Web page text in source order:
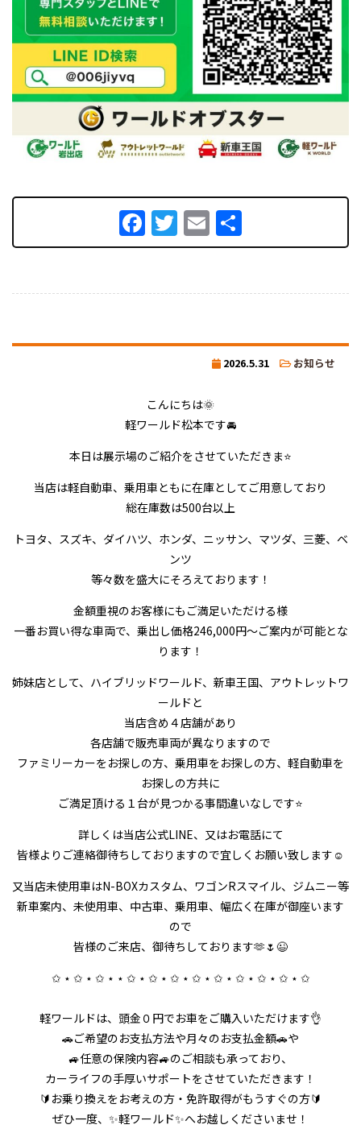
Facebook
Twitter
Email
有
2026.5.31 お知らせ
こんにちは🌞
軽ワールド松本です🚘
本日は展示場のご紹介をさせていただきま⭐
当店は軽自動車、乗用車ともに在庫としてご用意しており
総在庫数は500台以上
トヨタ、スズキ、ダイハツ、ホンダ、ニッサン、マツダ、三菱、ベ
ンツ
等々数を盛大にそろえております！
金額重視のお客様にもご満足いただける様
一番お買い得な車両で、乗出し価格246,000円～ご案内が可能とな
ります！
姉妹店として、ハイブリッドワールド、新車王国、アウトレットワ
ールドと
当店含め４店舗があり
各店舗で販売車両が異なりますので
ファミリーカーをお探しの方、乗用車をお探しの方、軽自動車を
お探しの方共に
ご満足頂ける１台が見つかる事間違いなしです⭐
詳しくは当店公式LINE、又はお電話にて
皆様よりご連絡御待ちしておりますので宜しくお願い致します☺
又当店未使用車はN-BOXカスタム、ワゴンRスマイル、ジムニー等
新車案内、未使用車、中古車、乗用車、幅広く在庫が御座います
ので
皆様のご来店、御待ちしております🫶🌷😉
✩ ⋆ ✩ ⋆ ✩ ⋆ ⋆ ✩ ⋆ ✩ ⋆ ✩ ⋆ ✩ ⋆ ✩ ⋆ ✩ ⋆ ✩ ⋆ ✩ ⋆ ✩
軽ワールドは、頭金０円でお車をご購入いただけます👌
🚗ご希望のお支払方法や月々のお支払金額🚗や
🚙任意の保険内容🚙のご相談も承っており、
カーライフの手厚いサポートをさせていただきます！
🔰お乗り換えをお考えの方・免許取得がもうすぐの方🔰
ぜひ一度、✨軽ワールド✨へお越しくださいませ！